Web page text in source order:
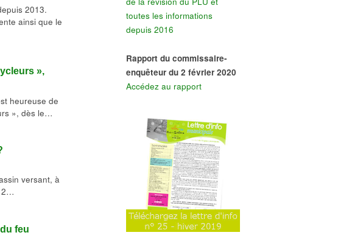
2013.
ainsi que le
»,
heureuse de
», dès le…
versant, à
2…
feu
toutes les informations
depuis 2016
Rapport du commissaire-
enquêteur du 2 février 2020
Accédez au rapport